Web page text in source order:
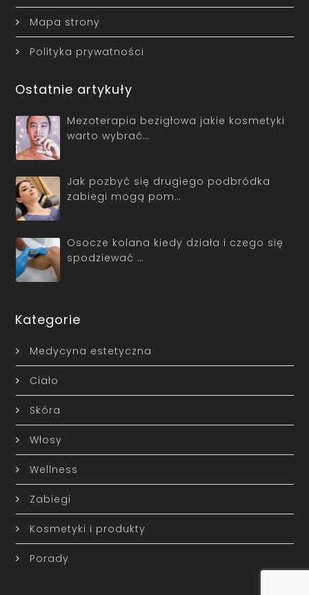
Mapa strony
Polityka prywatności
Ostatnie artykuły
Mezoterapia bezigłowa jakie kosmetyki
warto wybrać…
Jak pozbyć się drugiego podbródka
zabiegi mogą pom…
Osocze kolana kiedy działa i czego się
spodziewać …
Kategorie
Medycyna estetyczna
Ciało
Skóra
Włosy
Wellness
Zabiegi
Kosmetyki i produkty
Porady